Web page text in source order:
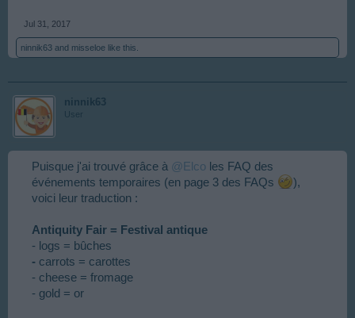
Jul 31, 2017
ninnik63 and misseloe like this.
ninnik63
User
Puisque j'ai trouvé grâce à @Elco les FAQ des
événements temporaires (en page 3 des FAQs
),
voici leur traduction :
Antiquity Fair = Festival antique
- logs = bûches
- carrots = carottes
- cheese = fromage
- gold = or